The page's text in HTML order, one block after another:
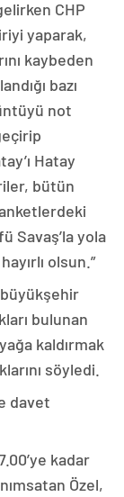
CHP
yaparak,
kaybeden
bazı
not
Hatay
bütün
Savaş’la yola
olsun.”
büyükşehir
bulunan
kaldırmak
söyledi.
davet
kadar
Özel,